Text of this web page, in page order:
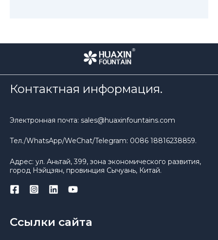
Контактная информация.
Электронная почта: sales@huaxinfountains.com
Тел./WhatsApp/WeChat/Telegram: 0086 18816238859.
Адрес: ул. Аньтай, 399, зона экономического развития,
город Нэйцзян, провинция Сычуань, Китай.
Ссылки сайта